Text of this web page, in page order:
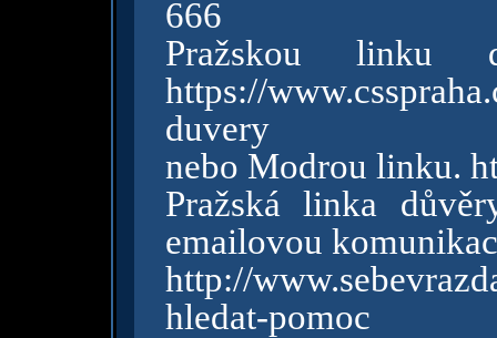
666
Pražskou linku
https://
duvery
nebo Modrou linku.
Pražská linka
emailovou
http://
hledat-pomoc